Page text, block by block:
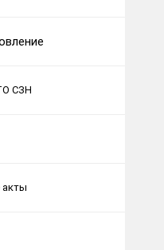
СЗН